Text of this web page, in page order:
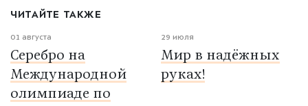
ЧИТАЙТЕ ТАКЖЕ
01 августа
Серебро на
Международной
олимпиаде по
29 июля
Мир в надёжных
руках!